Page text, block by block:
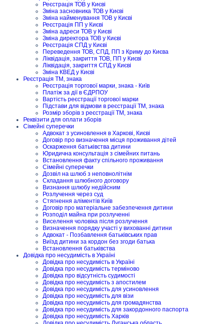
Реєстрація ТОВ у Києві
Зміна засновника ТОВ у Києві
Зміна найменування ТОВ у Києві
Реєстрація ПП у Києві
Зміна адреси ТОВ у Києві
Зміна директора ТОВ у Києві
Реєстрація СПД у Києві
Переведення ТОВ, СПД, ПП з Криму до Києва
Ліквідація, закриття ТОВ, ПП у Києві
Ліквідація, закриття СПД у Києві
Зміна КВЕД у Києві
Реєстрація ТМ, знака
Реєстрація торгової марки, знака - Київ
Платіж за дії в ЄДРПОУ
Вартість реєстрації торгової марки
Підстави для відмови в реєстрації ТМ, знака
Розмір зборів з реєстрації ТМ, знака
Реквізити для оплати зборів
Сімейні суперечки
Адвокат з усиновлення в Харкові, Києві
Договір про визначення місця проживання дітей
Оскарження батьківства дитини
Юридична консультація з сімейних питань
Встановлення факту спільного проживання
Сімейні суперечки
Дозвіл на шлюб з неповнолітнім
Складання шлюбного договору
Визнання шлюбу недійсним
Розлучення через суд
Стягнення аліментів Київ
Договір про матеріальне забезпечення дитини
Розподіл майна при розлученні
Виселення чоловіка після розлучення
Визначення порядку участі у вихованні дитини
Адвокат - Позбавлення батьківських прав
Виїзд дитини за кордон без згоди батька
Встановлення батьківства
Довідка про несудимість в Україні
Довідка про несудимість в Україні
Довідка про несудимість терміново
Довідка про відсутність судимості
Довідка про несудимість з апостилем
Довідка про несудимість для усиновлення
Довідка про несудимість для візи
Довідка про несудимість для громадянства
Довідка про несудимість для закордонного паспорта
Довідка про несудимість Харків